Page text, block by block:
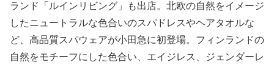
ランド「ルインリビング」も出店。北欧の自然をイメージ
したニュートラルな色合いのスパドレスやヘアタオルな
ど、高品質スパウェアが小田急に初登場。フィンランドの
自然をモチーフにした色合い、エイジレス、ジェンダーレ